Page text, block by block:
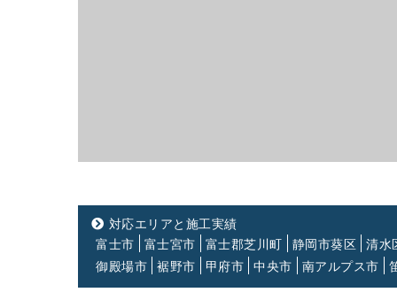
対応エリアと施工実績
富士市
富士宮市 富士郡芝川町 静岡市葵区
清水
御殿場市
裾野市 甲府市 中央市 南アルプス市